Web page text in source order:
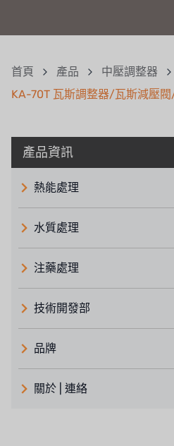
首頁 產品 中壓調整器
KA-70T 瓦斯調整器/瓦斯減壓
產品資訊
熱能處理
水質處理
注藥處理
技術開發部
品牌
義大利 ATLAS
關於 | 連絡